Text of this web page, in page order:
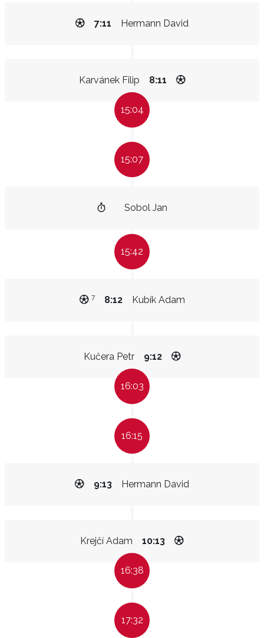
Hermann David
7:11
Karvánek Filip 8:11
15:04
15:07
Sobol Jan
15:42
Kubík Adam
8:12
7
Kučera Petr 9:12
16:03
16:15
Hermann David
9:13
Krejčí Adam 10:13
16:38
17:32